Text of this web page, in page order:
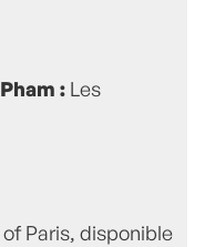
: Les
Paris, disponible